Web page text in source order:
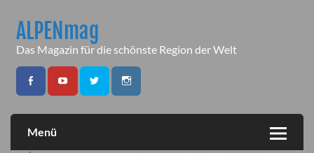
contentALPENmag
Das Magazin für die schönste Region der Welt
Menü